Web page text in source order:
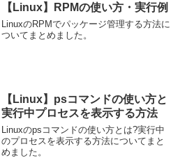
【Linux】RPMの使い方・実行例
LinuxのRPMでパッケージ管理する方法に
ついてまとめました。
【Linux】psコマンドの使い方と
実行中プロセスを表示する方法
Linuxのpsコマンドの使い方とは?実行中
のプロセスを表示する方法についてまと
めました。